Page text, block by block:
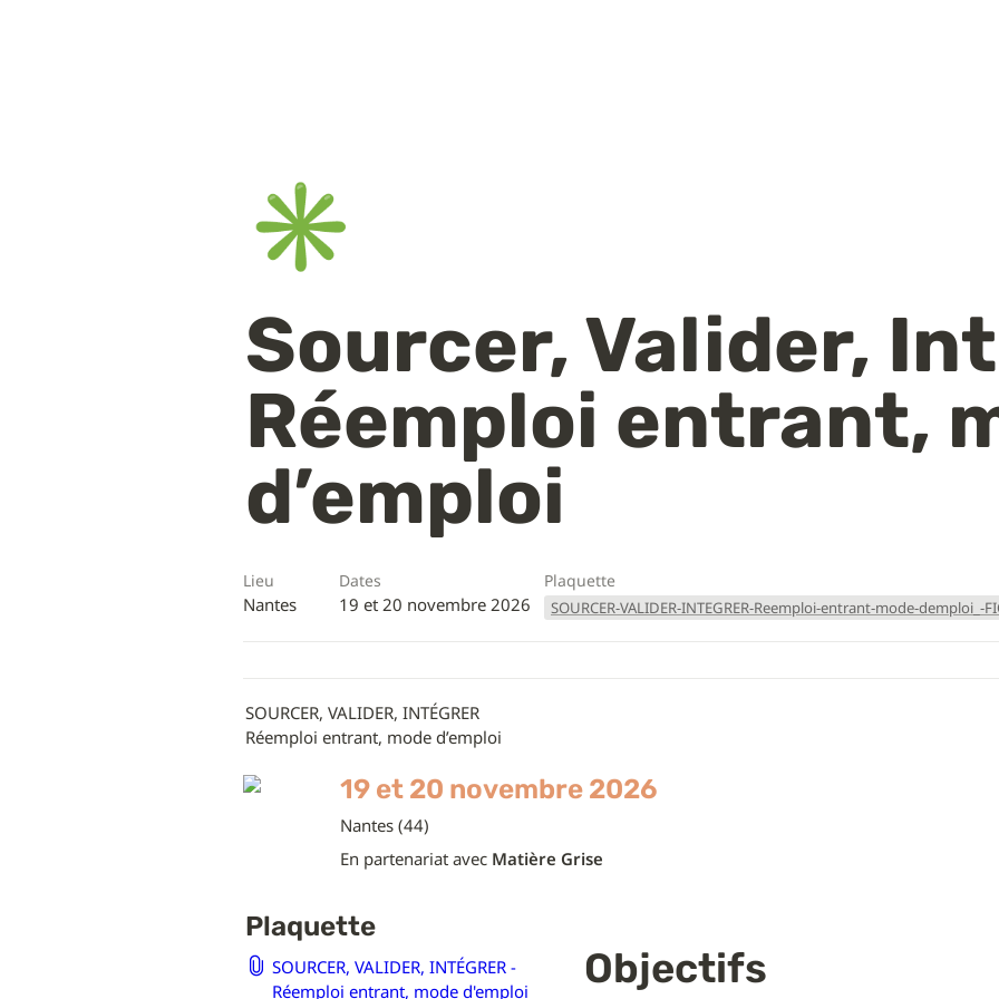
✳️
Sourcer, Valider,
Réemploi entrant,
d’emploi
Lieu
Nantes
Dates
19 et 20 novembre 2026
Plaquette
SOURCER-VALIDER-INTEGRER-Reemploi-entrant-mode-demploi_-
SOURCER, VALIDER, INTÉGRER
Réemploi entrant, mode d’emploi
19 et 20 novembre 2026
Nantes (44)
En partenariat avec Matière Grise
Plaquette
SOURCER, VALIDER, INTÉGRER -
Réemploi entrant, mode d'emploi_
Objectifs